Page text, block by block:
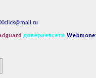
довериевсети